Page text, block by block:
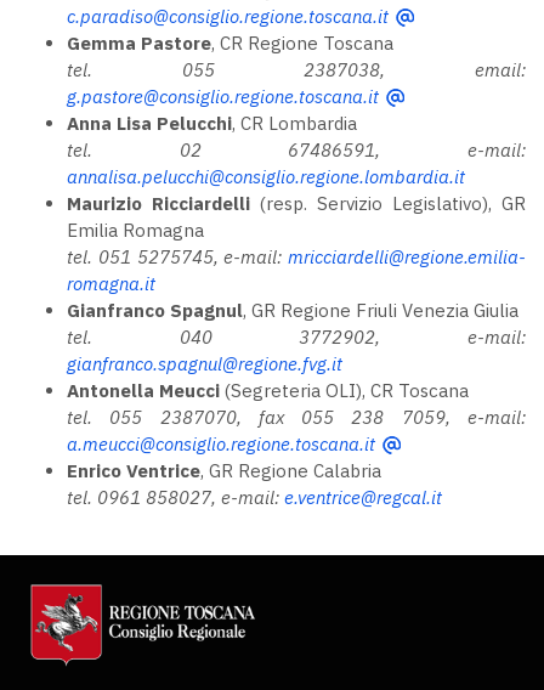
c.paradiso@consiglio.regione.toscana.it
Gemma Pastore, CR Regione Toscana
tel. 055 2387038, email:
g.pastore@consiglio.regione.toscana.it
Anna Lisa Pelucchi, CR Lombardia
tel. 02 67486591, e-mail:
annalisa.pelucchi@consiglio.regione.lombardia.it
Maurizio Ricciardelli (resp. Servizio Legislativo), GR
Emilia Romagna
tel. 051 5275745, e-mail: mricciardelli@regione.emilia-
romagna.it
Gianfranco Spagnul, GR Regione Friuli Venezia Giulia
tel. 040 3772902, e-mail:
gianfranco.spagnul@regione.fvg.it
Antonella Meucci (Segreteria OLI), CR Toscana
tel. 055 2387070, fax 055 238 7059, e-mail:
a.meucci@consiglio.regione.toscana.it
Enrico Ventrice, GR Regione Calabria
tel. 0961 858027, e-mail: e.ventrice@regcal.it